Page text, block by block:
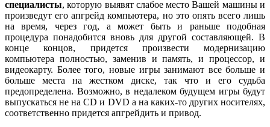
специалисты, которую выявят слабое место Вашей машины и
произведут его апгрейд компьютера, но это опять всего лишь
на время, через год, а может быть и раньше подобная
процедура понадобится вновь для другой составляющей. В
конце концов, придется произвести модернизацию
компьютера полностью, заменив и память, и процессор, и
видеокарту. Более того, новые игры занимают все больше и
больше места на жестком диске, так что и его судьба
предопределена. Возможно, в недалеком будущем игры будут
выпускаться не на CD и DVD а на каких-то других носителях,
соответственно придется апгрейдить и привод.